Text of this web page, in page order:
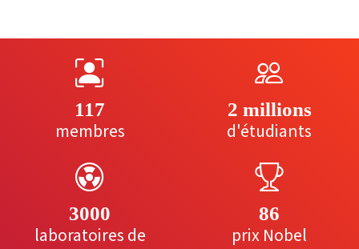
117
membres
2 millions
d'étudiants
3000
laboratoires de
86
prix Nobel